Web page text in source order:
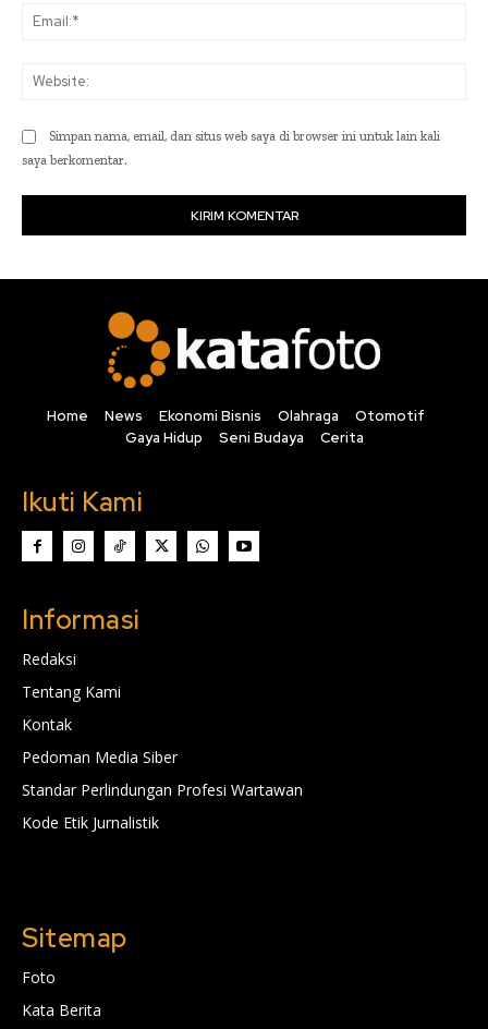
Simpan nama, email, dan situs web saya di browser ini untuk lain kali
saya berkomentar.
Home News Ekonomi Bisnis Olahraga
Otomotif
Gaya Hidup
Seni Budaya Cerita
Ikuti Kami
Informasi
Redaksi
Tentang Kami
Kontak
Pedoman Media Siber
Standar Perlindungan Profesi Wartawan
Kode Etik Jurnalistik
Sitemap
Foto
Kata Berita